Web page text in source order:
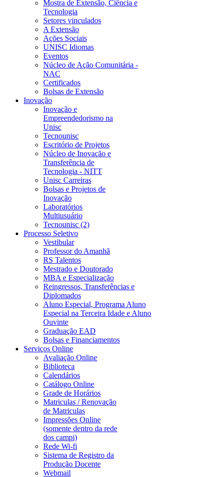
Mostra de Extensão, Ciência e
Tecnologia
Setores vinculados
A Extensão
Ações Sociais
UNISC Idiomas
Eventos
Núcleo de Ação Comunitária -
NAC
Certificados
Bolsas de Extensão
Inovação
Inovação e
Empreendedorismo na
Unisc
Tecnounisc
Escritório de Projetos
Núcleo de Inovação e
Transferência de
Tecnologia - NITT
Unisc Carreiras
Bolsas e Projetos de
Inovação
Laboratórios
Multiusuário
Tecnounisc (2)
Processo Seletivo
Vestibular
Professor do Amanhã
RS Talentos
Mestrado e Doutorado
MBA e Especialização
Reingressos, Transferências e
Diplomados
Aluno Especial, Programa Aluno
Especial na Terceira Idade e Aluno
Ouvinte
Graduação EAD
Bolsas e Financiamentos
Serviços Online
Avaliação Online
Biblioteca
Calendários
Catálogo Online
Grade de Horários
Matriculas / Renovação
de Matriculas
Impressões Online
(somente dentro da rede
dos campi)
Rede Wi-fi
Sistema de Registro da
Produção Docente
Webmail